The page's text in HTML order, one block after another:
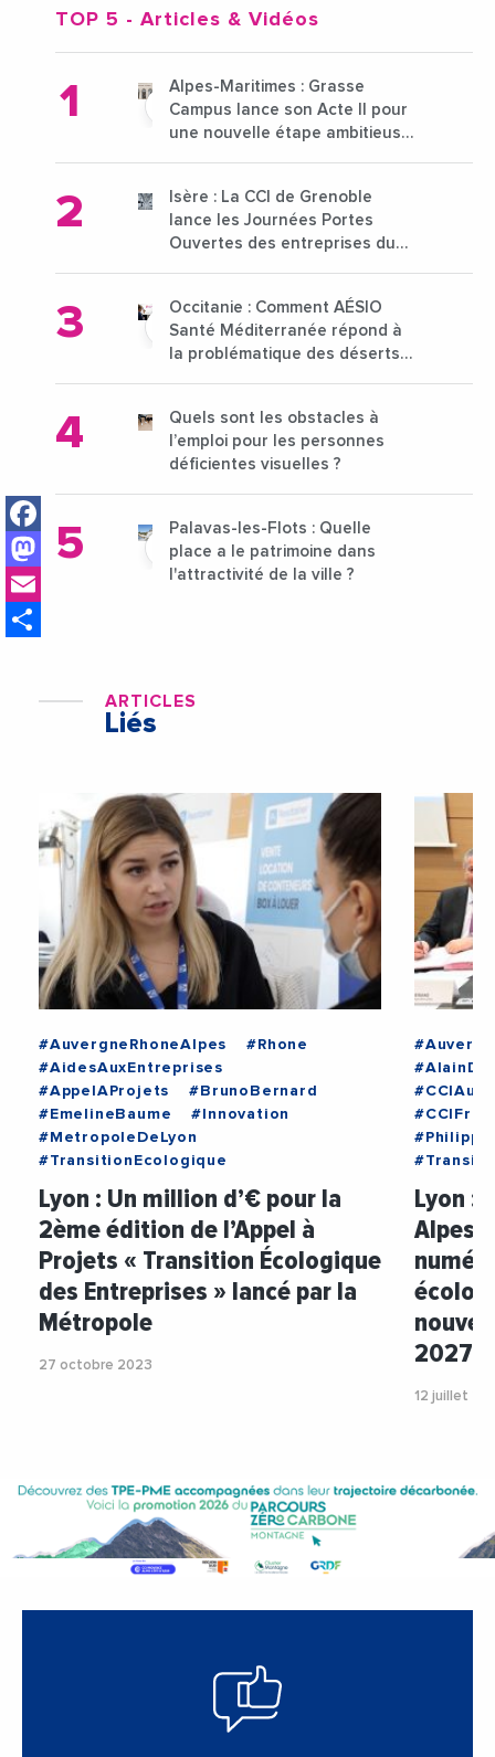
Facebook
Mastodon
TOP 5 - Articles & Vidéos
Alpes-Maritimes : Grasse
Campus lance son Acte II pour
une nouvelle étape ambitieuse
Isère : La CCI de Grenoble
lance les Journées Portes
Ouvertes des entreprises du
Occitanie : Comment AÉSIO
Santé Méditerranée répond à
la problématique des déserts
Quels sont les obstacles à
l’emploi pour les personnes
déficientes visuelles ?
Palavas-les-Flots : Quelle
place a le patrimoine dans
l'attractivité de la ville ?
ARTICLES
Liés
#AuvergneRhoneAlpes
#Rhone
#AidesAuxEntreprises
#AppelAProjets
#BrunoBernard
#EmelineBaume
#Innovation
#MetropoleDeLyon
#TransitionEcologique
Lyon : Un million d’€ pour la
2ème édition de l’Appel à
Projets « Transition Écologique
des Entreprises » lancé par la
Métropole
27 octobre 2023
Lyon :
Alpes
2027
12 juillet